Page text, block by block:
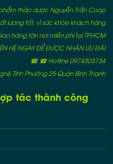
thảo dược Nguyễn Trần Coop
lượng tốt, vì sức khỏe khách hàng
hàng tận nơi miễn phí tại TP.HCM
HỆ NGAY ĐỂ ĐƯỢC NHẬN ƯU ĐÃI
☎ ☎ Hotline 0974303734
Tĩnh Phường 25 Quận Bình Thạnh
tác thành công